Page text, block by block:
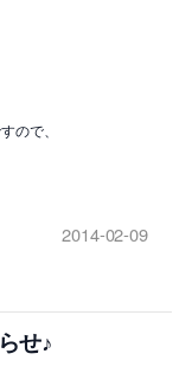
ので、
2014-02-09
せ♪